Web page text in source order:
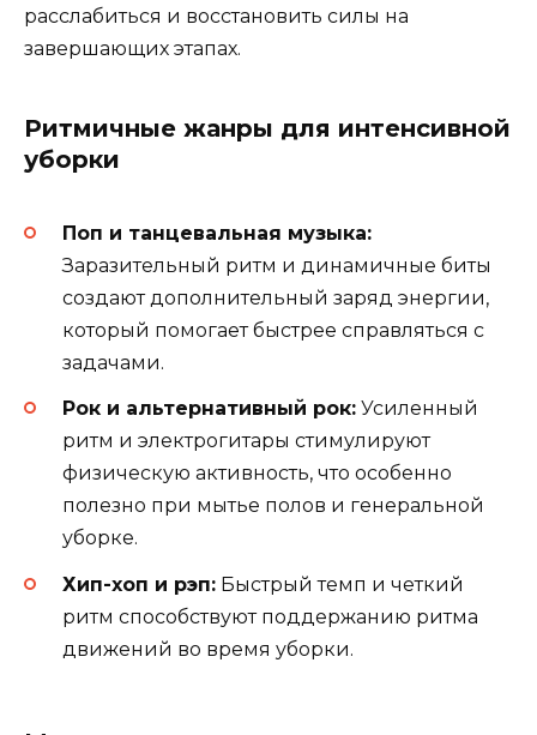
расслабиться и восстановить силы на
завершающих этапах.
Ритмичные жанры для интенсивной
уборки
Поп и танцевальная музыка:
Заразительный ритм и динамичные биты
создают дополнительный заряд энергии,
который помогает быстрее справляться с
задачами.
Рок и альтернативный рок: Усиленный
ритм и электрогитары стимулируют
физическую активность, что особенно
полезно при мытье полов и генеральной
уборке.
Хип-хоп и рэп: Быстрый темп и четкий
ритм способствуют поддержанию ритма
движений во время уборки.